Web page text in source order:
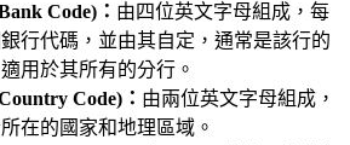
Code)： 由四位英文字母組成，每
行代碼，並由其自定，通常是該行的
用於其所有的分行。
Code)： 由兩位英文字母組成，
在的國家和地理區域。